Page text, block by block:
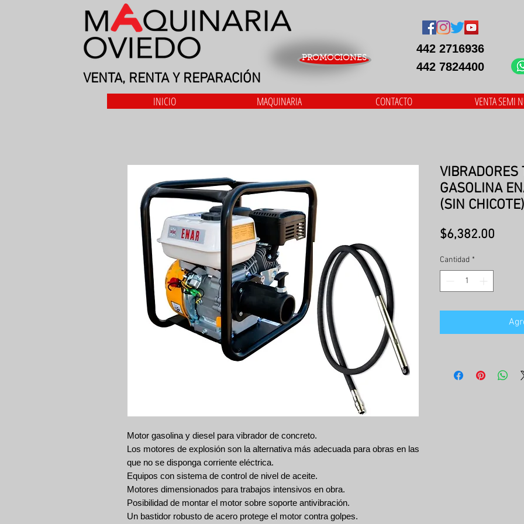
VENTA, RENTA Y REPARACIÓN
PROMOCIONES
442 2716936
442 7824400
INICIO MAQUINARIA CONTACTO VENTA SEMI
Motor gasolina y diesel para vibrador de concreto.
Los motores de explosión son la alternativa más adecuada para obras en las
que no se disponga corriente eléctrica.
Equipos con sistema de control de nivel de aceite.
Motores dimensionados para trabajos intensivos en obra.
Posibilidad de montar el motor sobre soporte antivibración.
Un bastidor robusto de acero protege el motor contra golpes.
GASOLINA
(SIN CHICOTE)
$6,382.00
Cantidad *